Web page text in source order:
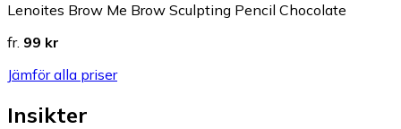
Lenoites Brow Me Brow Sculpting Pencil Chocolate
fr. 99 kr
Jämför alla priser
Insikter